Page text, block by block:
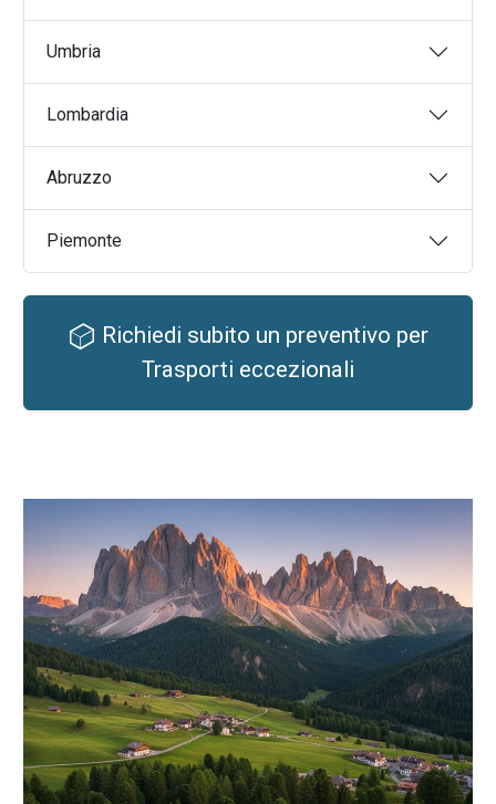
Umbria
Lombardia
Abruzzo
Piemonte
Richiedi subito un preventivo per
Trasporti eccezionali